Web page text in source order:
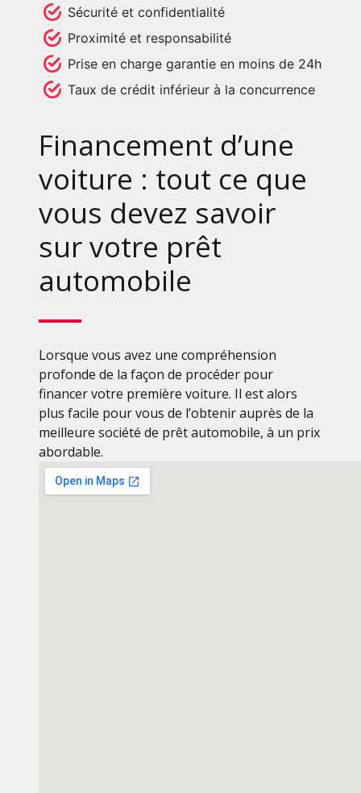
Sécurité et confidentialité
Proximité et responsabilité
Prise en charge garantie en moins de 24h
Taux de crédit inférieur à la concurrence
Financement d’une
voiture : tout ce que
vous devez savoir
sur votre prêt
automobile
Lorsque vous avez une compréhension
profonde de la façon de procéder pour
financer votre première voiture. Il est alors
plus facile pour vous de l’obtenir auprès de la
meilleure société de prêt automobile, à un prix
abordable.